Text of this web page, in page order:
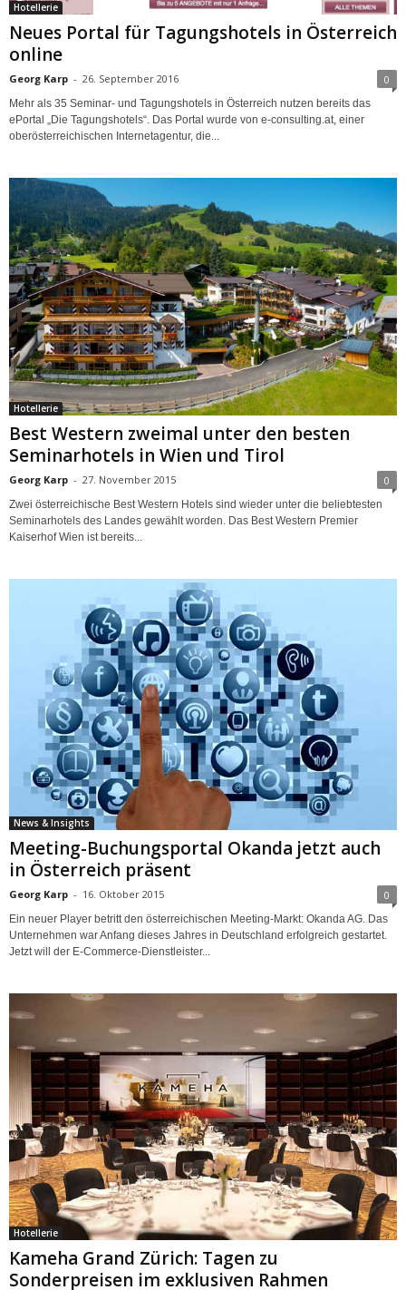
Hotellerie
Neues Portal für Tagungshotels in Österreich
online
Georg Karp - 26. September 2016 0
Mehr als 35 Seminar- und Tagungshotels in Österreich nutzen bereits das
ePortal „Die Tagungshotels“. Das Portal wurde von e-consulting.at, einer
oberösterreichischen Internetagentur, die...
Hotellerie
Best Western zweimal unter den besten
Seminarhotels in Wien und Tirol
Georg Karp - 27. November 2015 0
Zwei österreichische Best Western Hotels sind wieder unter die beliebtesten
Seminarhotels des Landes gewählt worden. Das Best Western Premier
Kaiserhof Wien ist bereits...
News & Insights
Meeting-Buchungsportal Okanda jetzt auch
in Österreich präsent
Georg Karp - 16. Oktober 2015 0
Ein neuer Player betritt den österreichischen Meeting-Markt: Okanda AG. Das
Unternehmen war Anfang dieses Jahres in Deutschland erfolgreich gestartet.
Jetzt will der E-Commerce-Dienstleister...
Hotellerie
Kameha Grand Zürich: Tagen zu
Sonderpreisen im exklusiven Rahmen